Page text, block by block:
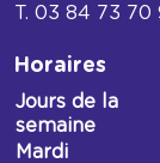
03 84 73 70
Horaires
Horaires
Jours de la
semaine
Mardi